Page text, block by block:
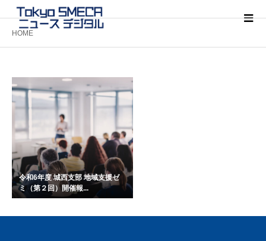
HOME
令和6年度 城西支部 地域支援ゼ
ミ（第２回）開催報...